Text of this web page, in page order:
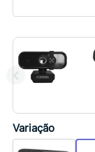
Variação